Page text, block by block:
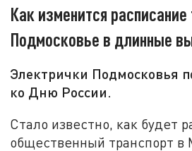
Как изменится расписание
Подмосковье в длинные
Электрички Подмосковья
ко Дню России.
Стало известно, как будет
общественный транспорт в